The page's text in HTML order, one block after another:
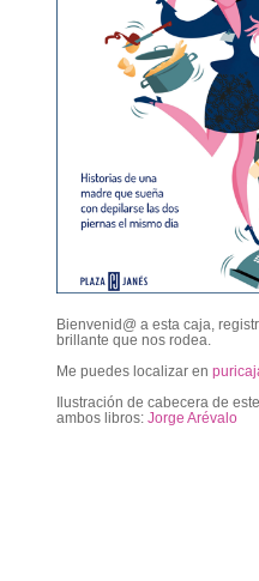
Bienvenid@ a esta caja,
brillante que nos rodea.
Me puedes localizar en
Ilustración de cabecera de
ambos libros: Jorge Arévalo